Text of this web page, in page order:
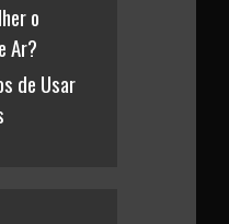
o
Ar?
de Usar